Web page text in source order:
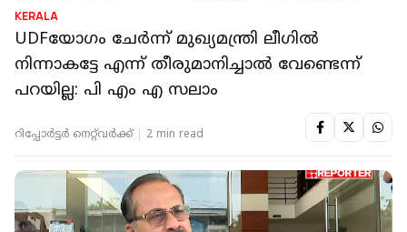
KERALA
UDFയോഗം ചേര്‍ന്ന് മുഖ്യമന്ത്രി ലീഗില്‍
നിന്നാകട്ടേ എന്ന് തീരുമാനിച്ചാല്‍ വേണ്ടെന്ന്
പറയില്ല: പി എം എ സലാം
റിപ്പോർട്ടർ നെറ്റ്‌വര്‍ക്ക്‌ 2 min read